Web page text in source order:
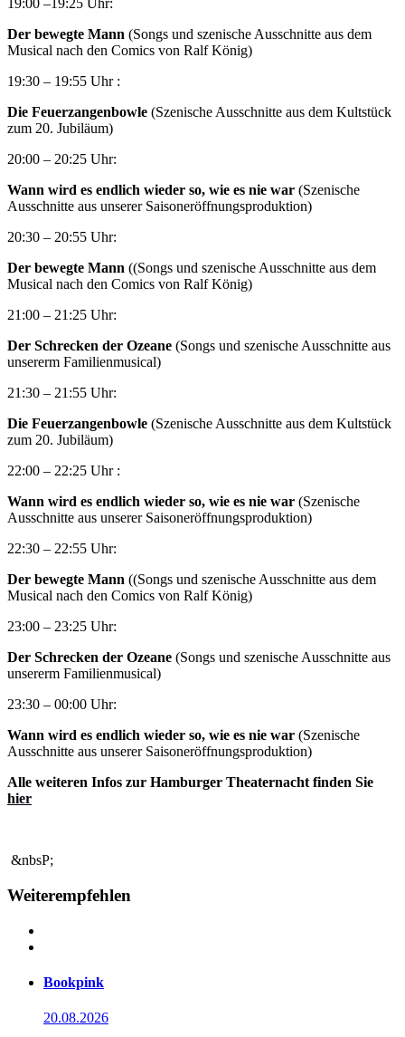
19:00 –19:25 Uhr:
Der bewegte Mann (Songs und szenische Ausschnitte aus dem
Musical nach den Comics von Ralf König)
19:30 – 19:55 Uhr :
Die Feuerzangenbowle (Szenische Ausschnitte aus dem Kultstück
zum 20. Jubiläum)
20:00 – 20:25 Uhr:
Wann wird es endlich wieder so, wie es nie war (Szenische
Ausschnitte aus unserer Saisoneröffnungsproduktion)
20:30 – 20:55 Uhr:
Der bewegte Mann ((Songs und szenische Ausschnitte aus dem
Musical nach den Comics von Ralf König)
21:00 – 21:25 Uhr:
Der Schrecken der Ozeane (Songs und szenische Ausschnitte aus
unsererm Familienmusical)
21:30 – 21:55 Uhr:
Die Feuerzangenbowle (Szenische Ausschnitte aus dem Kultstück
zum 20. Jubiläum)
22:00 – 22:25 Uhr :
Wann wird es endlich wieder so, wie es nie war (Szenische
Ausschnitte aus unserer Saisoneröffnungsproduktion)
22:30 – 22:55 Uhr:
Der bewegte Mann ((Songs und szenische Ausschnitte aus dem
Musical nach den Comics von Ralf König)
23:00 – 23:25 Uhr:
Der Schrecken der Ozeane (Songs und szenische Ausschnitte aus
unsererm Familienmusical)
23:30 – 00:00 Uhr:
Wann wird es endlich wieder so, wie es nie war (Szenische
Ausschnitte aus unserer Saisoneröffnungsproduktion)
Alle weiteren Infos zur Hamburger Theaternacht finden Sie
hier
&nbsP;
Weiterempfehlen
Bookpink
20.08.2026